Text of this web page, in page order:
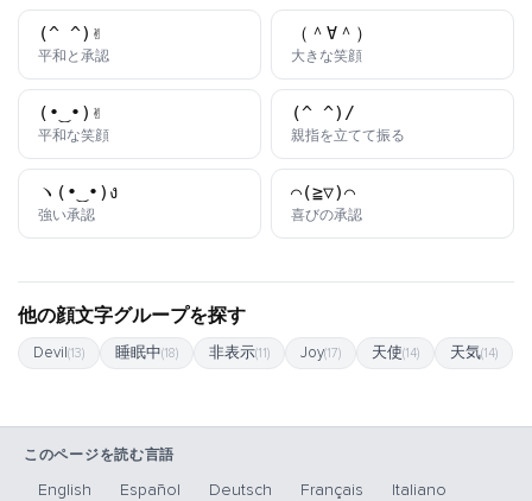
(^_^)✌️
平和と承認かおもじ
（＾∀＾）
大きな笑顔かおもじ
(•‿•)✌️
平和な笑顔かおもじ
(^_^)/
親指を立てて振る
ヽ(•‿•)ง
強い承認かおもじ
⌒(≧▽)⌒
喜びの承認かおもじ
他の顔文字グループを探す
Devil(13) 睡眠中(18) 非表示(11) Joy(17) 天使(14) 天気(14)
このページを読む言語
English Español Deutsch Français
Italiano